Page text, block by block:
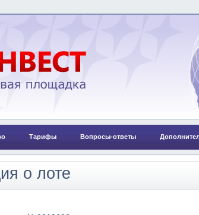
Тарифы Вопросы-ответы
о лоте